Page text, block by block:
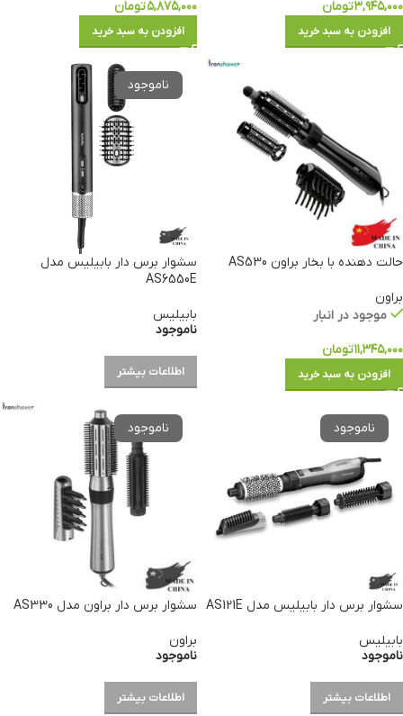
۳,۹۴۵,۰۰۰تومان
افزودن به سبد خرید
۵,۸۷۵,۰۰۰تومان
افزودن به سبد خرید
حالت دهنده با بخار براون AS530
براون
موجود در انبار
۱۱,۳۴۵,۰۰۰تومان
افزودن به سبد خرید
سشوار برس دار بابیلیس مدل
AS6550E
بابیلیس
ناموجود
اطلاعات بیشتر
سشوار برس دار بابیلیس مدل AS121E
بابیلیس
ناموجود
اطلاعات بیشتر
سشوار برس دار براون مدل AS330
براون
ناموجود
اطلاعات بیشتر